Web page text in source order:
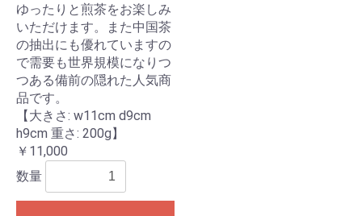
ゆったりと煎茶をお楽しみ
いただけます。また中国茶
の抽出にも優れていますの
で需要も世界規模になりつ
つある備前の隠れた人気商
品です。
【大きさ: w11cm d9cm
h9cm 重さ: 200g】
￥11,000
数量